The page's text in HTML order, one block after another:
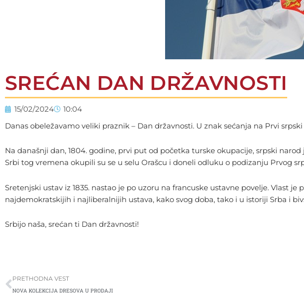
SREĆAN DAN DRŽAVNOSTI
15/02/2024
10:04
Danas obeležavamo veliki praznik – Dan državnosti. U znak sećanja na Prvi
Na današnji dan, 1804. godine, prvi put od početka turske okupacije, srpski
Srbi tog vremena okupili su se u selu Orašcu i doneli odluku o podizanju Prvog
Sretenjski ustav iz 1835. nastao je po uzoru na francuske ustavne povelje. Vlast
najdemokratskijih i najliberalnijih ustava, kako svog doba, tako i u istoriji Srba i
Srbijo naša, srećan ti Dan državnosti!
Prev
PRETHODNA VEST
NOVA KOLEKCIJA DRESOVA U PRODAJI